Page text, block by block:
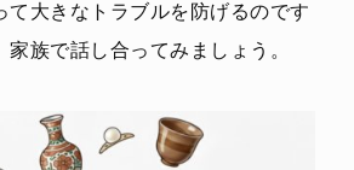
て大きなトラブルを防げるのです
族で話し合ってみましょう。